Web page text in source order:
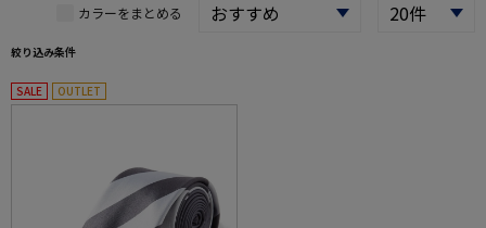
カラーをまとめる
絞り込み条件
SALE OUTLET